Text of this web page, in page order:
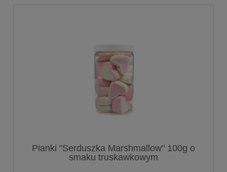
Pianki "Serduszka Marshmallow" 100g o
smaku truskawkowym